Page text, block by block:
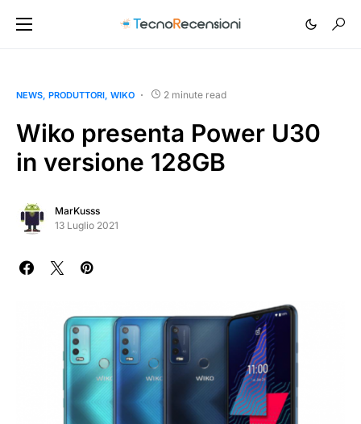
NEWS PRODUTTORI WIKO 2 minute read
Wiko presenta Power U30
in versione 128GB
MarKusss
13 Luglio 2021